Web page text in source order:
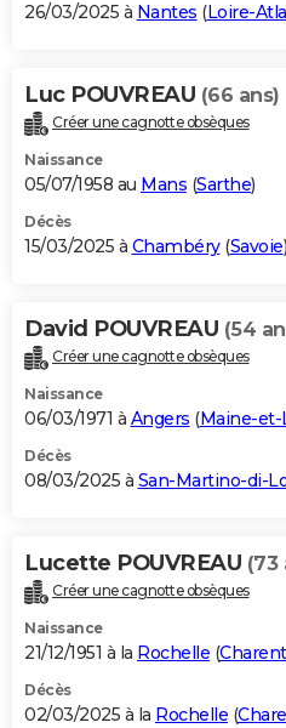
26/03/2025 à Nantes (Loire-
Luc POUVREAU (66 ans)
Créer une cagnotte obsèques
Naissance
05/07/1958 au Mans (Sarthe)
Décès
15/03/2025 à Chambéry(Savoie)
David POUVREAU (54
Créer une cagnotte obsèques
Naissance
06/03/1971 à Angers (Maine-et-
Décès
08/03/2025 à San-Martino-di-
Lucette POUVREAU (73
Créer une cagnotte obsèques
Naissance
21/12/1951 à la Rochelle (
Décès
02/03/2025 à la Rochelle (